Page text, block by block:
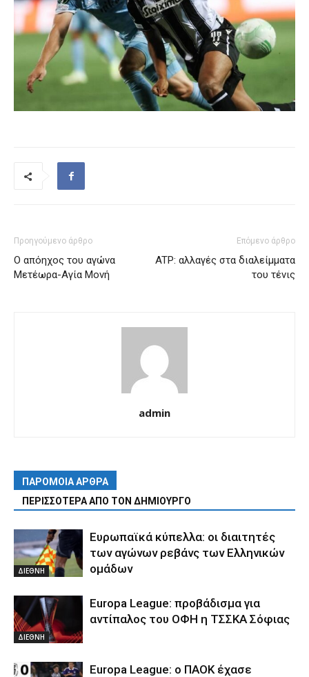
Προηγούμενο άρθρο
Ο απόηχος του αγώνα
Μετέωρα-Αγία Μονή
Επόμενο άρθρο
ATP: αλλαγές στα διαλείμματα
του τένις
admin
ΠΑΡΟΜΟΙΑ ΑΡΘΡΑ
ΠΕΡΙΣΣΟΤΕΡΑ ΑΠΟ ΤΟΝ ΔΗΜΙΟΥΡΓΟ
ΔΙΕΘΝΗ
Ευρωπαϊκά κύπελλα: οι διαιτητές
των αγώνων ρεβάνς των Ελληνικών
ομάδων
ΔΙΕΘΝΗ
Europa League: προβάδισμα για
αντίπαλος του ΟΦΗ η ΤΣΣΚΑ Σόφιας
Europa League: ο ΠΑΟΚ έχασε